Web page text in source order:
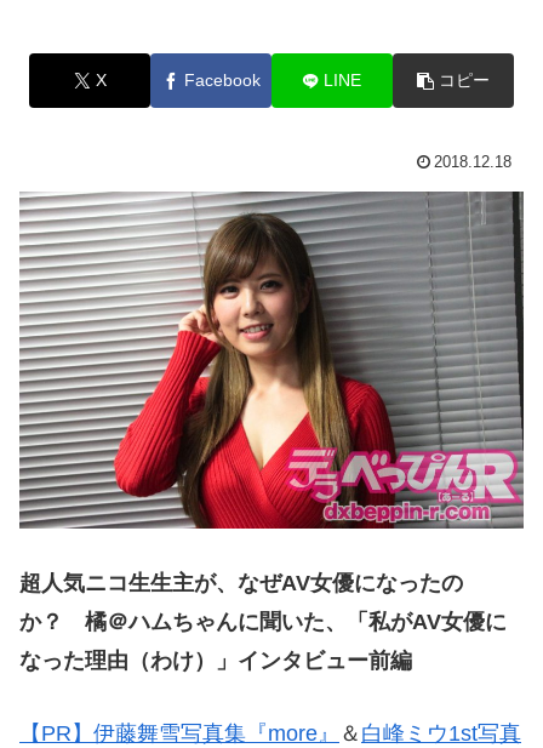
X Facebook LINE コピー
2018.12.18
超人気ニコ生生主が、なぜAV女優になったの
か？ 橘＠ハムちゃんに聞いた、「私がAV女優に
なった理由（わけ）」インタビュー前編
【PR】伊藤舞雪写真集『more』 ＆ 白峰ミウ1st写真